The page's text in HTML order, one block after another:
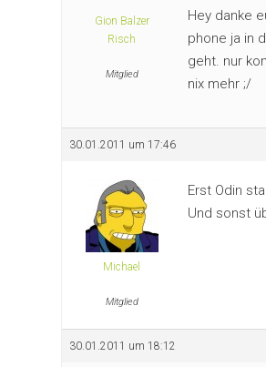
Gion Balzer
Risch
Mitglied
Hey danke
phone ja in
geht. nur
nix mehr ;/
30.01.2011 um 17:46
Michael
Mitglied
Erst Odin
Und sonst
30.01.2011 um 18:12